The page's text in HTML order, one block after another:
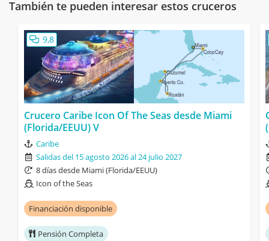
También te pueden interesar estos cruceros
9,8
Crucero Caribe Icon Of The Seas desde Miami
(Florida/EEUU) V
Caribe
Salidas del 15 agosto 2026 al 24 julio 2027
8 días desde Miami (Florida/EEUU)
Icon of the Seas
Financiación disponible
Pensión Completa